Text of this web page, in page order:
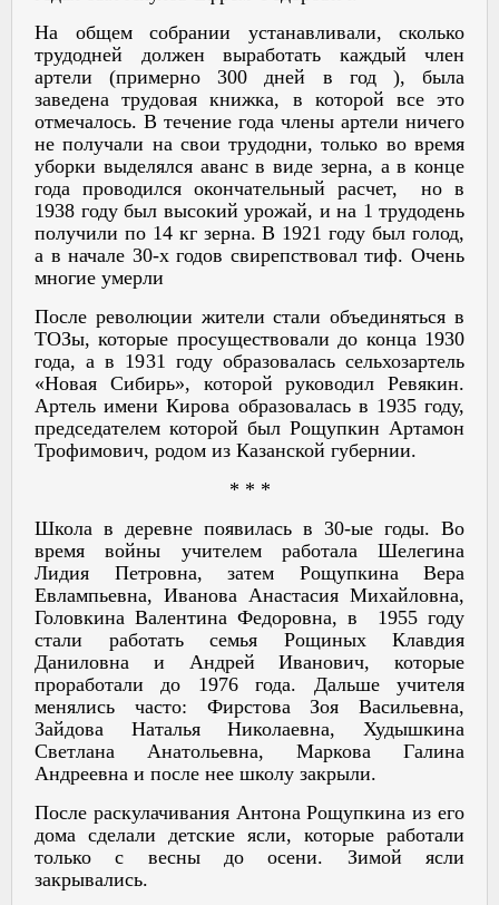
На общем собрании устанавливали, сколько
трудодней должен выработать каждый член
артели (примерно 300 дней в год ), была
заведена трудовая книжка, в которой все это
отмечалось. В течение года члены артели ничего
не получали на свои трудодни, только во время
уборки выделялся аванс в виде зерна, а в конце
года проводился окончательный расчет, но в
1938 году был высокий урожай, и на 1 трудодень
получили по 14 кг зерна. В 1921 году был голод,
а в начале 30-х годов свирепствовал тиф. Очень
многие умерли
После революции жители стали объединяться в
ТОЗы, которые просуществовали до конца 1930
года, а в 1931 году образовалась сельхозартель
«Новая Сибирь», которой руководил Ревякин.
Артель имени Кирова образовалась в 1935 году,
председателем которой был Рощупкин Артамон
Трофимович, родом из Казанской губернии.
* * *
Школа в деревне появилась в 30-ые годы. Во
время войны учителем работала Шелегина
Лидия Петровна, затем Рощупкина Вера
Евлампьевна, Иванова Анастасия Михайловна,
Головкина Валентина Федоровна, в 1955 году
стали работать семья Рощиных Клавдия
Даниловна и Андрей Иванович, которые
проработали до 1976 года. Дальше учителя
менялись часто: Фирстова Зоя Васильевна,
Зайдова Наталья Николаевна, Худышкина
Светлана Анатольевна, Маркова Галина
Андреевна и после нее школу закрыли.
После раскулачивания Антона Рощупкина из его
дома сделали детские ясли, которые работали
только с весны до осени. Зимой ясли
закрывались.